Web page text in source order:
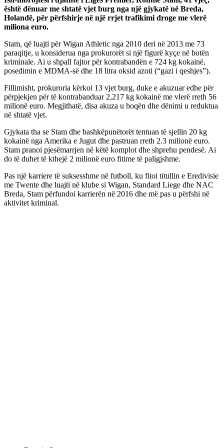
është dënuar me shtatë vjet burg nga një gjykatë në Breda,
Holandë, për përfshirje në një rrjet trafikimi droge me vlerë
miliona euro.
Stam, që luajti për Wigan Athletic nga 2010 deri në 2013 me 73
paraqitje, u konsiderua nga prokurorët si një figurë kyçe në botën
kriminale. Ai u shpall fajtor për kontrabandën e 724 kg kokainë,
posedimin e MDMA-së dhe 18 litra oksid azoti (“gazi i qeshjes”).
Fillimisht, prokuroria kërkoi 13 vjet burg, duke e akuzuar edhe për
përpjekjen për të kontrabanduar 2,217 kg kokainë me vlerë rreth 56
milionë euro. Megjithatë, disa akuza u hoqën dhe dënimi u reduktua
në shtatë vjet.
Gjykata tha se Stam dhe bashkëpunëtorët tentuan të sjellin 20 kg
kokainë nga Amerika e Jugut dhe pastruan rreth 2.3 milionë euro.
Stam pranoi pjesëmarrjen në këtë komplot dhe shprehu pendesë. Ai
do të duhet të kthejë 2 milionë euro fitime të paligjshme.
Pas një karriere të suksesshme në futboll, ku fitoi titullin e Eredivisie
me Twente dhe luajti në klube si Wigan, Standard Liege dhe NAC
Breda, Stam përfundoi karrierën në 2016 dhe më pas u përfshi në
aktivitet kriminal.